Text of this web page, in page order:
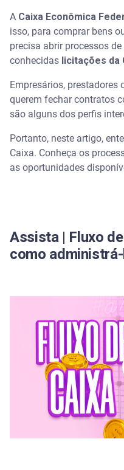
O que são as
Federal?
Tipos de licitações
na Caixa Econômica
Passo a passo para
Quais documentos
das licitações da
como fornecedor do
O que é Certame?
processo de licitação
Como o Serasa pode
preparar
A Caixa Econômica
isso, para comprar bens
precisa abrir processos
conhecidas licitações da
Empresários, prestadores
querem fechar contratos
são alguns dos perfis
Portanto, neste artigo,
Caixa. Conheça os
as oportunidades
Assista | Fluxo
como